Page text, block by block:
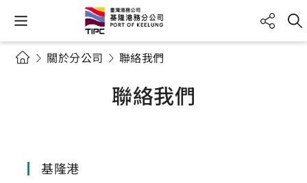
關於分公司 聯絡我們
聯絡我們
基隆港